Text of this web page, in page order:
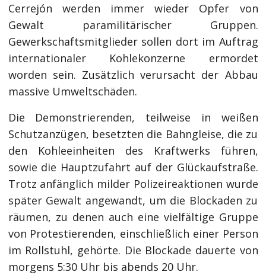
Cerrejón werden immer wieder Opfer von
Gewalt paramilitärischer Gruppen.
Gewerkschaftsmitglieder sollen dort im Auftrag
internationaler Kohlekonzerne ermordet
worden sein. Zusätzlich verursacht der Abbau
massive Umweltschäden.
Die Demonstrierenden, teilweise in weißen
Schutzanzügen, besetzten die Bahngleise, die zu
den Kohleeinheiten des Kraftwerks führen,
sowie die Hauptzufahrt auf der Glückaufstraße.
Trotz anfänglich milder Polizeireaktionen wurde
später Gewalt angewandt, um die Blockaden zu
räumen, zu denen auch eine vielfältige Gruppe
von Protestierenden, einschließlich einer Person
im Rollstuhl, gehörte. Die Blockade dauerte von
morgens 5:30 Uhr bis abends 20 Uhr.